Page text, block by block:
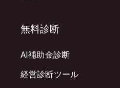
無料診断
AI補助金診断
経営診断ツール